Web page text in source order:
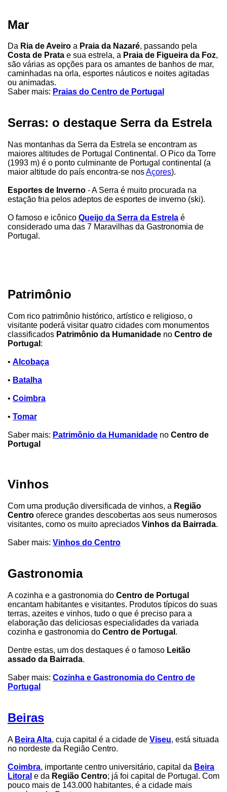
Mar
Da Ria de Aveiro a Praia da Nazaré, passando pela
Costa de Prata e sua estrela, a Praia de Figueira da Foz,
são várias as opções para os amantes de banhos de mar,
caminhadas na orla, esportes náuticos e noites agitadas
ou animadas.
Saber mais: Praias do Centro de Portugal
Serras: o destaque Serra da Estrela
Nas montanhas da Serra da Estrela se encontram as
maiores altitudes de Portugal Continental. O Pico da Torre
(1993 m) é o ponto culminante de Portugal continental (a
maior altitude do país encontra-se nosAçores).
Esportes de Inverno - A Serra é muito procurada na
estação fria pelos adeptos de esportes de inverno (ski).
O famoso e icônico Queijo da Serra da Estrela é
considerado uma das 7 Maravilhas da Gastronomia de
Portugal.
Patrimônio
Com rico patrimônio histórico, artístico e religioso, o
visitante poderá visitar quatro cidades com monumentos
classificados Patrimônio da Humanidade no Centro de
Portugal :
• Alcobaça
• Batalha
• Coimbra
• Tomar
Saber mais: Patrimônio da Humanidade no Centro de
Portugal
Vinhos
Com uma produção diversificada de vinhos, a Região
Centro oferece grandes descobertas aos seus numerosos
visitantes, como os muito apreciados Vinhos da Bairrada.
Saber mais: Vinhos do Centro
Gastronomia
A cozinha e a gastronomia do Centro de Portugal
encantam habitantes e visitantes. Produtos típicos do suas
terras, azeites e vinhos, tudo o que é preciso para a
elaboração das deliciosas especialidades da variada
cozinha e gastronomia do Centro de Portugal .
Dentre estas, um dos destaques é o famoso Leitão
assado da Bairrada.
Saber mais: Cozinha e Gastronomia do Centro de
Portugal
Beiras
A Beira Alta, cuja capital é a cidade de Viseu, está situada
no nordeste da Região Centro.
Coimbra, importante centro universitário, capital da Beira
Litoral e da Região Centro; já foi capital de Portugal. Com
pouco mais de 143.000 habitantes, é a cidade mais